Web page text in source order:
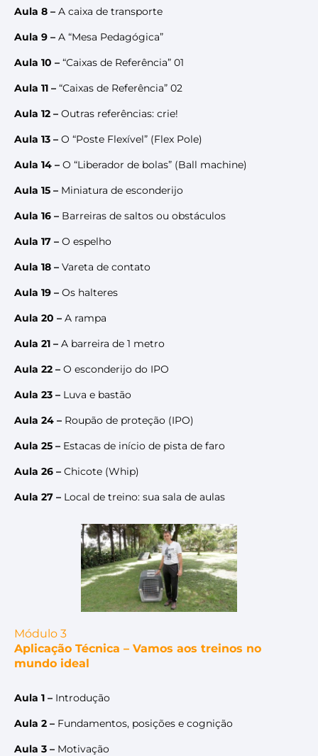
Aula 8 – A caixa de transporte
Aula 9 – A “Mesa Pedagógica”
Aula 10 – “Caixas de Referência” 01
Aula 11 – “Caixas de Referência” 02
Aula 12 – Outras referências: crie!
Aula 13 – O “Poste Flexível” (Flex Pole)
Aula 14 – O “Liberador de bolas” (Ball machine)
Aula 15 – Miniatura de esconderijo
Aula 16 – Barreiras de saltos ou obstáculos
Aula 17 – O espelho
Aula 18 – Vareta de contato
Aula 19 – Os halteres
Aula 20 – A rampa
Aula 21 – A barreira de 1 metro
Aula 22 – O esconderijo do IPO
Aula 23 – Luva e bastão
Aula 24 – Roupão de proteção (IPO)
Aula 25 – Estacas de início de pista de faro
Aula 26 – Chicote (Whip)
Aula 27 – Local de treino: sua sala de aulas
Módulo 3
Aplicação Técnica – Vamos aos treinos no
mundo ideal
Aula 1 – Introdução
Aula 2 – Fundamentos, posições e cognição
Aula 3 – Motivação